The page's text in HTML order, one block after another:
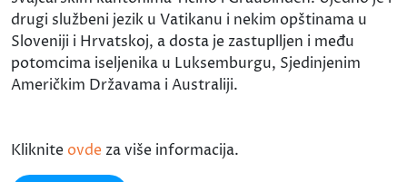
drugi službeni jezik u Vatikanu i nekim opštinama u
Sloveniji i Hrvatskoj, a dosta je zastuplljen i među
potomcima iseljenika u Luksemburgu, Sjedinjenim
Američkim Državama i Australiji.
Kliknite ovde za više informacija.